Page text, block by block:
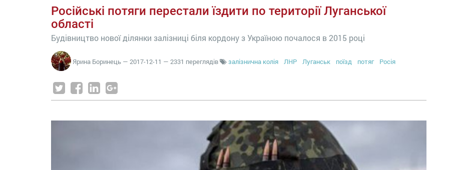
Російські потяги перестали їздити по території Луганської
області
Будівництво нової ділянки залізниці біля кордону з Україною почалося в 2015 році
Ярина Боринець — 2017-12-11 — 2331 переглядів залізнична колія ЛНР Луганськ поїзд потяг Росія